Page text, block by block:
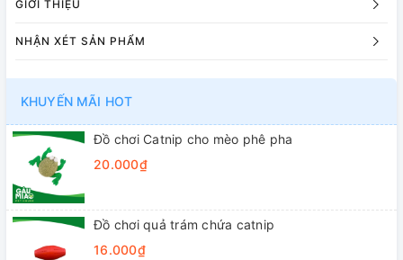
GIỚI THIỆU
NHẬN XÉT SẢN PHẨM
KHUYẾN MÃI HOT
Đồ chơi Catnip cho mèo phê pha
20.000₫
Đồ chơi quả trám chứa catnip
16.000₫